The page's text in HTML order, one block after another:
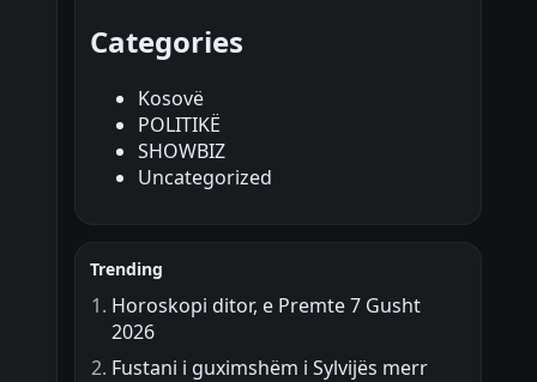
Categories
Kosovë
POLITIKË
SHOWBIZ
Uncategorized
Trending
Horoskopi ditor, e Premte 7 Gusht
2026
Fustani i guximshëm i Sylvijës merr